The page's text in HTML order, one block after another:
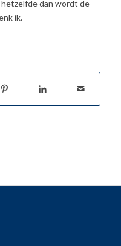
hetzelfde dan wordt de
ik.